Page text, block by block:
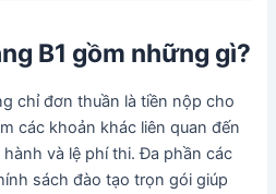
B1 gồm những gì?
chỉ đơn thuần là tiền nộp cho
các khoản khác liên quan đến
và lệ phí thi. Đa phần các
sách đào tạo trọn gói giúp